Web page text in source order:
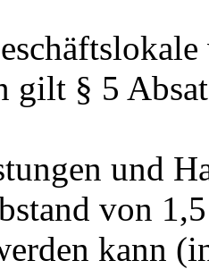
gilt § 5
und
von
kann